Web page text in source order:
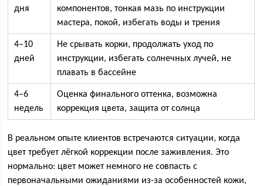
дня
компонентов, тонкая мазь по инструкции
мастера, покой, избегать воды и трения
4–10
дней
Не срывать корки, продолжать уход по
инструкции, избегать солнечных лучей, не
плавать в бассейне
4–6
недель
Оценка финального оттенка, возможна
коррекция цвета, защита от солнца
В реальном опыте клиентов встречаются ситуации, когда
цвет требует лёгкой коррекции после заживления. Это
нормально: цвет может немного не совпасть с
первоначальными ожиданиями из-за особенностей кожи,